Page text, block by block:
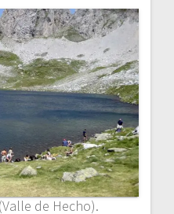
de Hecho).